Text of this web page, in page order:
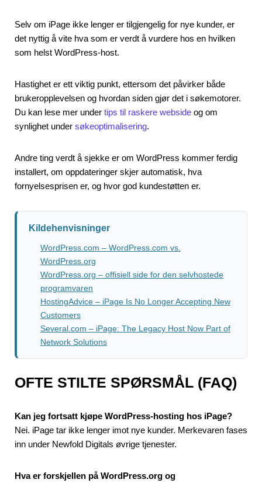
Selv om iPage ikke lenger er tilgjengelig for nye kunder, er
det nyttig å vite hva som er verdt å vurdere hos en hvilken
som helst WordPress-host.
Hastighet er ett viktig punkt, ettersom det påvirker både
brukeropplevelsen og hvordan siden gjør det i søkemotorer.
Du kan lese mer under tips til raskere webside og om
synlighet under søkeoptimalisering.
Andre ting verdt å sjekke er om WordPress kommer ferdig
installert, om oppdateringer skjer automatisk, hva
fornyelsesprisen er, og hvor god kundestøtten er.
Kildehenvisninger
WordPress.com – WordPress.com vs.
WordPress.org
WordPress.org – offisiell side for den selvhostede
programvaren
HostingAdvice – iPage Is No Longer Accepting New
Customers
Several.com – iPage: The Legacy Host Now Part of
Network Solutions
OFTE STILTE SPØRSMÅL (FAQ)
Kan jeg fortsatt kjøpe WordPress-hosting hos iPage?
Nei. iPage tar ikke lenger imot nye kunder. Merkevaren fases
inn under Newfold Digitals øvrige tjenester.
Hva er forskjellen på WordPress.org og